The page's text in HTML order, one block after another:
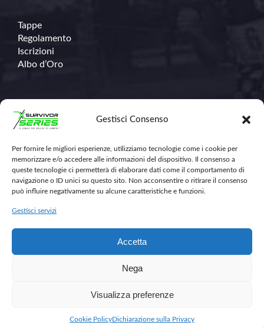
Gestisci Consenso
Per fornire le migliori esperienze, utilizziamo tecnologie come i cookie per
memorizzare e/o accedere alle informazioni del dispositivo. Il consenso a
queste tecnologie ci permetterà di elaborare dati come il comportamento di
navigazione o ID unici su questo sito. Non acconsentire o ritirare il consenso
può influire negativamente su alcune caratteristiche e funzioni.
Gestisci servizi
Accetta
Nega
Visualizza preferenze
Cookie PolicyDichiarazione sulla Privacy
Tappe
Regolamento
Iscrizioni
Albo d’Oro
Contatti
348.671.1368
info@survivorseriescross.run
Cookie PolicyDichiarazione sulla Privacy